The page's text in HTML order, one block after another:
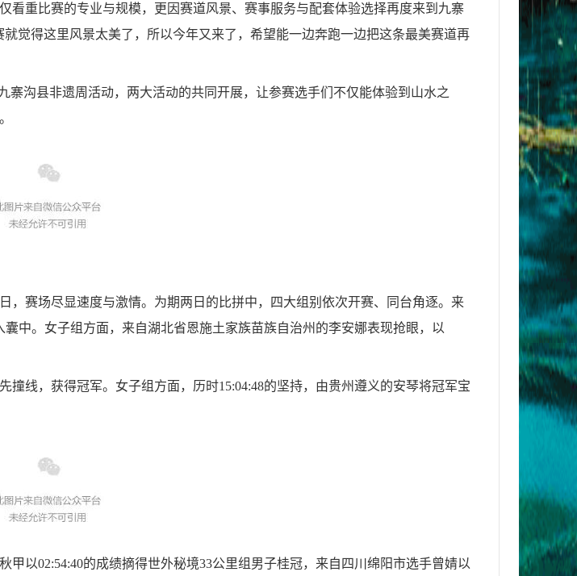
看重比赛的专业与规模，更因赛道风景、赛事服务与配套体验选择再度来到九寨
觉得这里风景太美了，所以今年又来了，希望能一边奔跑一边把这条最美赛道再
寨沟县非遗周活动，两大活动的共同开展，让参赛选手们不仅能体验到山水之
，赛场尽显速度与激情。为期两日的比拼中，四大组别依次开赛、同台角逐。来
中。女子组方面，来自湖北省恩施土家族苗族自治州的李安娜表现抢眼，以
撞线，获得冠军。女子组方面，历时15:04:48的坚持，由贵州遵义的安琴将冠军宝
以02:54:40的成绩摘得世外秘境33公里组男子桂冠，来自四川绵阳市选手曾婧以